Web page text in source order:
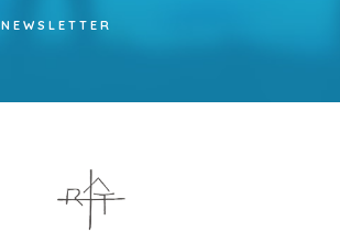
NEWSLETTER